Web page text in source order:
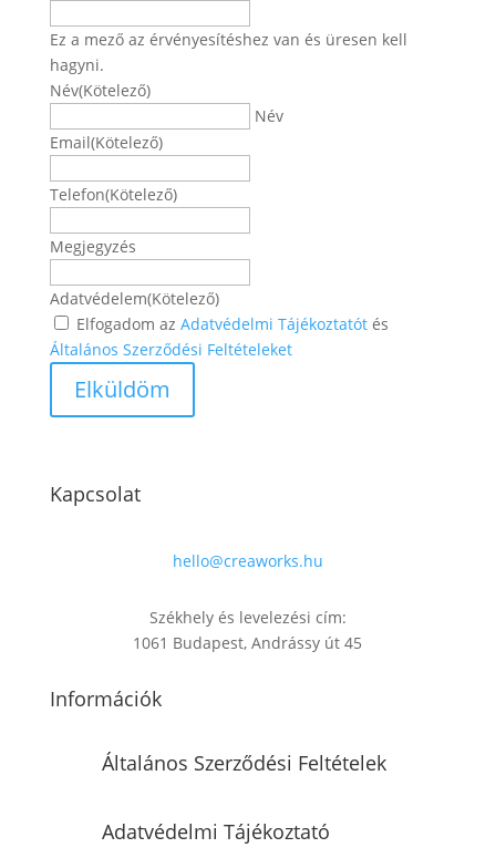
Ez a mező az érvényesítéshez van és üresen kell
hagyni.
Név(Kötelező)
Név
Email(Kötelező)
Telefon(Kötelező)
Megjegyzés
Adatvédelem(Kötelező)
Elfogadom az Adatvédelmi Tájékoztatótés
Általános Szerződési Feltételeket
Kapcsolat
hello@creaworks.hu
Székhely és levelezési cím:
1061 Budapest, Andrássy út 45
Információk
Általános Szerződési Feltételek
Adatvédelmi Tájékoztató